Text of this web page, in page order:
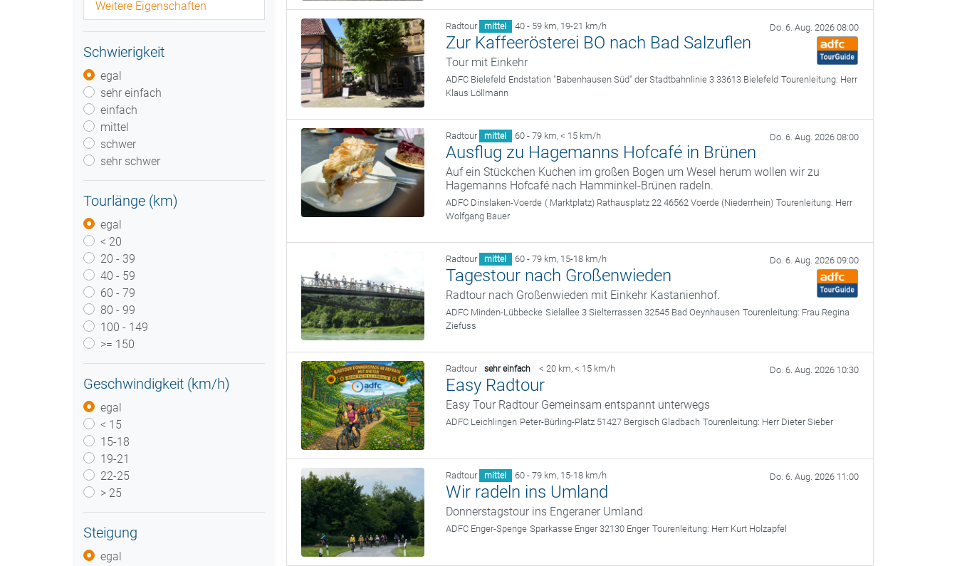
Weitere Eigenschaften
Schwierigkeit
egal
sehr einfach
einfach
mittel
schwer
sehr schwer
Tourlänge (km)
egal
< 20
20 - 39
40 - 59
60 - 79
80 - 99
100 - 149
>= 150
Geschwindigkeit (km/h)
egal
< 15
15-18
19-21
22-25
> 25
Steigung
egal
Radtour mittel 40 - 59 km, 19-21 km/h Do. 6. Aug. 2026 08:00
Zur Kaffeerösterei BO nach Bad Salzuflen
Tour mit Einkehr
ADFC Bielefeld Endstation "Babenhausen Süd" der Stadtbahnlinie 3 33613 Bielefeld Tourenleitung: Herr
Klaus Löllmann
Radtour mittel 60 - 79 km, < 15 km/h Do. 6. Aug. 2026 08:00
Ausflug zu Hagemanns Hofcafé in Brünen
Auf ein Stückchen Kuchen im großen Bogen um Wesel herum wollen wir zu
Hagemanns Hofcafé nach Hamminkel-Brünen radeln.
ADFC Dinslaken-Voerde ( Marktplatz) Rathausplatz 22 46562 Voerde (Niederrhein) Tourenleitung: Herr
Wolfgang Bauer
Radtour mittel 60 - 79 km, 15-18 km/h Do. 6. Aug. 2026 09:00
Tagestour nach Großenwieden
Radtour nach Großenwieden mit Einkehr Kastanienhof.
ADFC Minden-Lübbecke Sielallee 3 Sielterrassen 32545 Bad Oeynhausen Tourenleitung: Frau Regina
Ziefuss
Radtour sehr einfach < 20 km, < 15 km/h Do. 6. Aug. 2026 10:30
Easy Radtour
Easy Tour Radtour Gemeinsam entspannt unterwegs
ADFC Leichlingen Peter-Bürling-Platz 51427 Bergisch Gladbach Tourenleitung: Herr Dieter Sieber
Radtour mittel 60 - 79 km, 15-18 km/h Do. 6. Aug. 2026 11:00
Wir radeln ins Umland
Donnerstagstour ins Engeraner Umland
ADFC Enger-Spenge Sparkasse Enger 32130 Enger Tourenleitung: Herr Kurt Holzapfel